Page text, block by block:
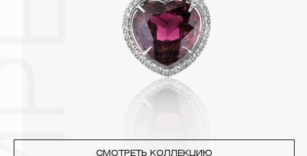
позолоченные изделия. Также высокую влажность плохо
переносят жемчуг, бирюза, малахит и янтарь.
4. Специалисты обычно рекомендуют чистить украшения не
реже одного раза в месяц, а также регулярно протирать их
фланелевой или замшевой салфеткой.
СМОТРЕТЬ КОЛЛЕКЦИЮ